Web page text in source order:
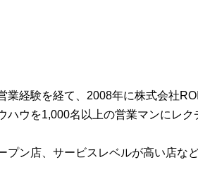
経験を経て、2008年に株式会社ROI
ハウを1,000名以上の営業マンにレク
プン店、サービスレベルが高い店な